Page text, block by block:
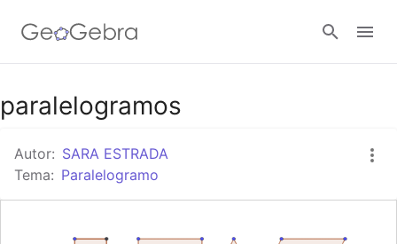
Google Classroom
GeoGebra Classroom
paralelogramos
Autor: SARA ESTRADA
Tema: Paralelogramo